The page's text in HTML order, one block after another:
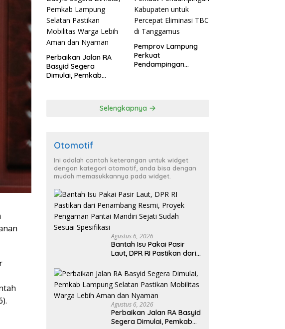
Perbaikan Jalan RA
Basyid Segera
Dimulai, Pemkab
Pemprov Lampung
Perkuat
Pendampingan
Selengkapnya
Otomotif
Ini adalah contoh keterangan untuk widget
dengan kategori otomotif, anda bisa dengan
mudah memasukkannya pada widget.
Agustus 6, 2026
Bantah Isu Pakai Pasir
Laut, DPR RI Pastikan dari
Pengaman Pantai Mandiri
Sejati Sudah Sesuai
Spesifikasi
Agustus 6, 2026
Perbaikan Jalan RA Basyid
Segera Dimulai, Pemkab